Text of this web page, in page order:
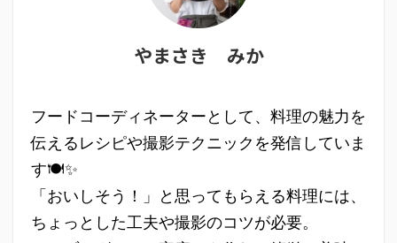
やまさき みか
フードコーディネーターとして、料理の魅力を
伝えるレシピや撮影テクニックを発信していま
す🍽✨
「おいしそう！」と思ってもらえる料理には、
ちょっとした工夫や撮影のコツが必要。